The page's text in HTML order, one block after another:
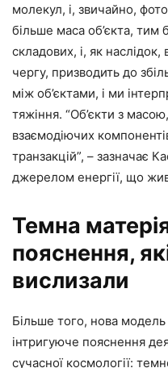
молекул, і, звичайно,
більше маса об’єкта, тим
складових, і, як
чергу, призводить до
між об’єктами, і ми
тяжіння. “Об’єкти з
взаємодіючих
транзакцій”, – зазначає
джерелом енергії, що
Темна
пояснення,
вислизали
Більше того, нова
інтригуюче пояснення
сучасної космології: